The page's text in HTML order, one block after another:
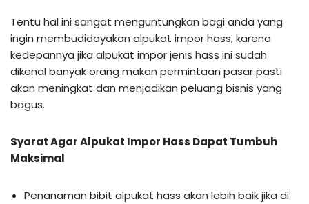
Tentu hal ini sangat menguntungkan bagi anda yang
ingin membudidayakan alpukat impor hass, karena
kedepannya jika alpukat impor jenis hass ini sudah
dikenal banyak orang makan permintaan pasar pasti
akan meningkat dan menjadikan peluang bisnis yang
bagus.
Syarat Agar Alpukat Impor Hass Dapat Tumbuh
Maksimal
Penanaman bibit alpukat hass akan lebih baik jika di